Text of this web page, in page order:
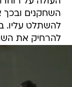
השחקנים ובכך
להשתלט עליו.
להרחיק את